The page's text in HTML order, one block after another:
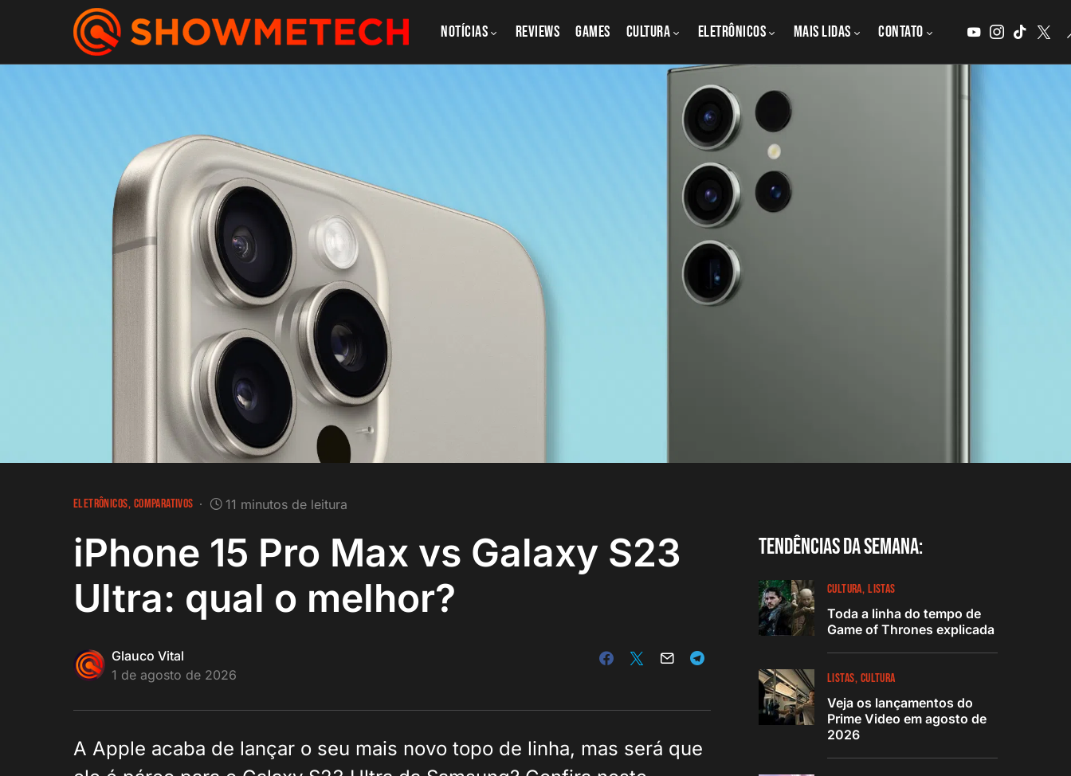
NOTÍCIAS REVIEWS GAMES CULTURA Eletrônicos MAIS LIDAS CONTATO
ELETRÔNICOS COMPARATIVOS 11 minutos de leitura
iPhone 15 Pro Max vs Galaxy S23
Ultra: qual o melhor?
Glauco Vital
1 de agosto de 2026
A Apple acaba de lançar o seu mais novo topo de linha, mas será que
Tendências da semana:
CULTURA LISTAS
Toda a linha do tempo de
Game of Thrones explicada
LISTAS CULTURA
Veja os lançamentos do
Prime Video em agosto de
2026